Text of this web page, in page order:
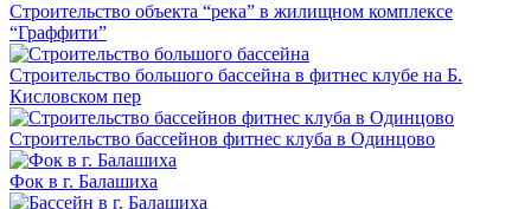
Строительство объекта “река” в жилищном комплексе
“Граффити”
Строительство большого бассейна в фитнес клубе на Б.
Кисловском пер
Строительство бассейнов фитнес клуба в Одинцово
Фок в г. Балашиха